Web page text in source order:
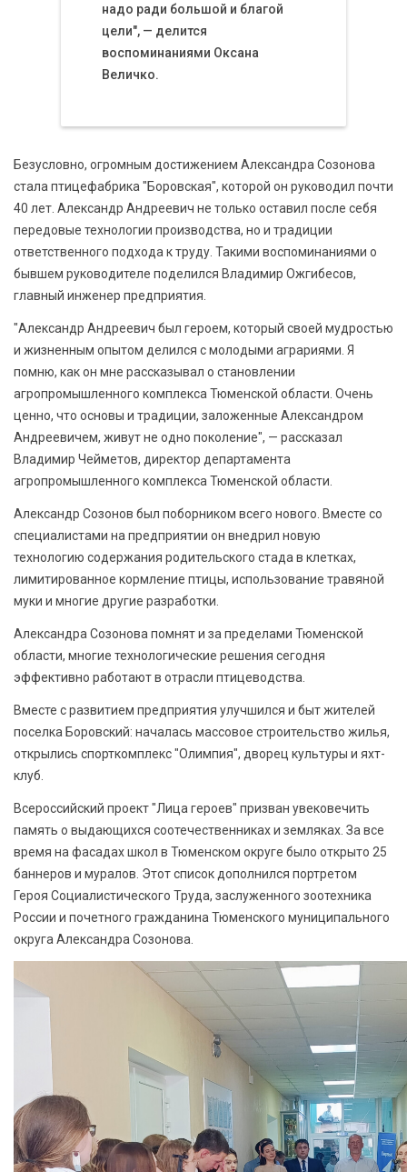
надо ради большой и благой
цели", — делится
воспоминаниями Оксана
Величко.
Безусловно, огромным достижением Александра Созонова
стала птицефабрика "Боровская", которой он руководил почти
40 лет. Александр Андреевич не только оставил после себя
передовые технологии производства, но и традиции
ответственного подхода к труду. Такими воспоминаниями о
бывшем руководителе поделился Владимир Ожгибесов,
главный инженер предприятия.
"Александр Андреевич был героем, который своей мудростью
и жизненным опытом делился с молодыми аграриями. Я
помню, как он мне рассказывал о становлении
агропромышленного комплекса Тюменской области. Очень
ценно, что основы и традиции, заложенные Александром
Андреевичем, живут не одно поколение", — рассказал
Владимир Чейметов, директор департамента
агропромышленного комплекса Тюменской области.
Александр Созонов был поборником всего нового. Вместе со
специалистами на предприятии он внедрил новую
технологию содержания родительского стада в клетках,
лимитированное кормление птицы, использование травяной
муки и многие другие разработки.
Александра Созонова помнят и за пределами Тюменской
области, многие технологические решения сегодня
эффективно работают в отрасли птицеводства.
Вместе с развитием предприятия улучшился и быт жителей
поселка Боровский: началась массовое строительство жилья,
открылись спорткомплекс "Олимпия", дворец культуры и яхт-
клуб.
Всероссийский проект "Лица героев" призван увековечить
память о выдающихся соотечественниках и земляках. За все
время на фасадах школ в Тюменском округе было открыто 25
баннеров и муралов. Этот список дополнился портретом
Героя Социалистического Труда, заслуженного зоотехника
России и почетного гражданина Тюменского муниципального
округа Александра Созонова.